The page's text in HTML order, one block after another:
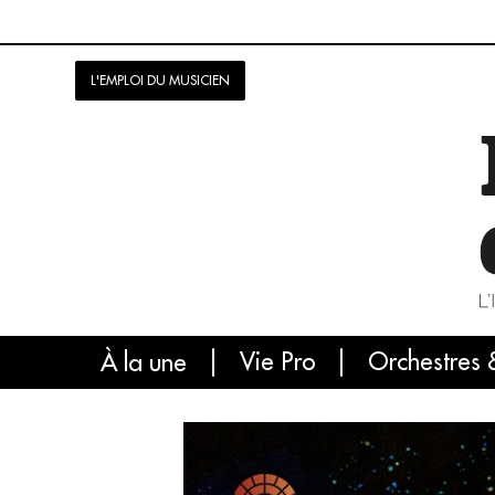
L'EMPLOI DU MUSICIEN
À la une Vie Pro Orchestres